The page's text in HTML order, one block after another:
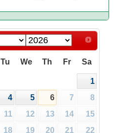
Tu We Th Fr Sa
1
4 5 6 7
8
11 12 13 14
15
18 19 20 21
22